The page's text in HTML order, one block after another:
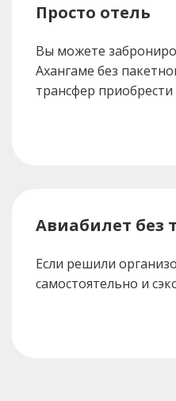
Просто отель
Вы можете
Ахангаме без
трансфер
Авиабилет без
Если решили
самостоятельно и